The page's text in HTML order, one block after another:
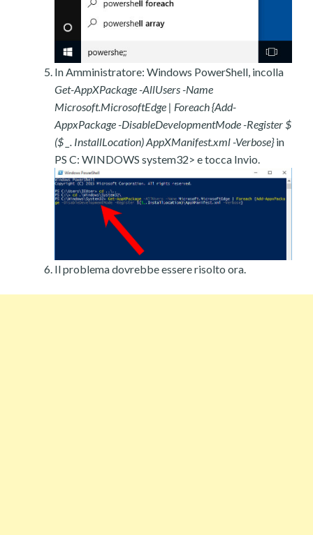
In Amministratore: Windows PowerShell, incolla
Get-AppXPackage -AllUsers -Name
Microsoft.MicrosoftEdge | Foreach {Add-
AppxPackage -DisableDevelopmentMode -Register $
($ _. InstallLocation) AppXManifest.xml -Verbose}in
PS C: WINDOWS system32> e tocca Invio.
Il problema dovrebbe essere risolto ora.